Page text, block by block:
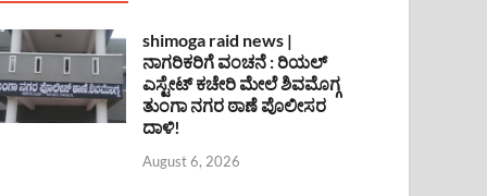
shimoga raid news |
ನಾಗರಿಕರಿಗೆ ವಂಚನೆ : ರಿಯಲ್
ಎಸ್ಟೇಟ್ ಕಚೇರಿ ಮೇಲೆ ಶಿವಮೊಗ್ಗ
ತುಂಗಾ ನಗರ ಠಾಣೆ ಪೊಲೀಸರ
ದಾಳಿ!
August 6, 2026